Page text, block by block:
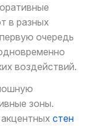
в разных
очередь
воздействий.
зоны.
стен